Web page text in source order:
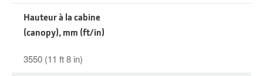
Hauteur à la cabine
(canopy), mm (ft/in)
3550 (11 ft 8 in)